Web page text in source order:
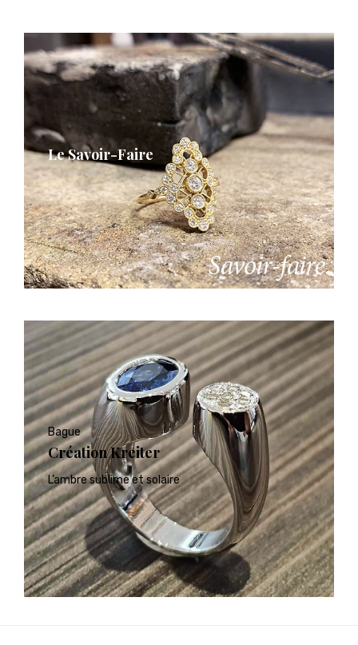
Sophie d’Agon
Isabelle Langlois
Garel
Gioielliamo
Facet
Arte Collezione
SCMITTGALL
Le Savoir-Faire
Bague
Création Kreiter
L’ambre sublime et solaire